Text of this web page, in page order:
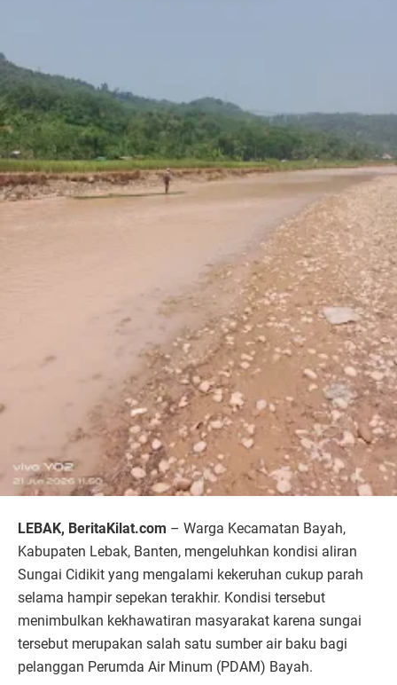
LEBAK, BeritaKilat.com – Warga Kecamatan Bayah,
Kabupaten Lebak, Banten, mengeluhkan kondisi aliran
Sungai Cidikit yang mengalami kekeruhan cukup parah
selama hampir sepekan terakhir. Kondisi tersebut
menimbulkan kekhawatiran masyarakat karena sungai
tersebut merupakan salah satu sumber air baku bagi
pelanggan Perumda Air Minum (PDAM) Bayah.